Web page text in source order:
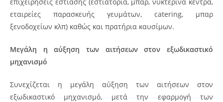
εταιρείες παρασκευής γευμάτων, catering, μπαρ
ξενοδοχείων κλπ) καθώς και πρατήρια καυσίμων.
Μεγάλη η αύξηση των αιτήσεων στον εξωδικαστικό
μηχανισμό
Συνεχίζεται η μεγάλη αύξηση των αιτήσεων στον
εξωδικαστικό μηχανισμό, μετά την εφαρμογή των